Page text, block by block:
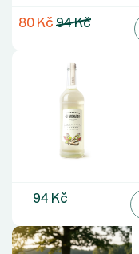
80 Kč 94 Kč
94 Kč